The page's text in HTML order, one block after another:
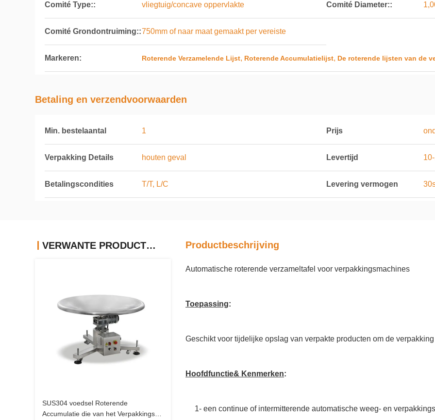
Comité Type:: vliegtuig/concave oppervlakte Comité Diameter::
Comité Grondontruiming::750mm of naar maat gemaakt per vereiste
Markeren: Roterende Verzamelende Lijst, Roterende Accumulatielijst, De roterende lijsten van de
Betaling en verzendvoorwaarden
Min. bestelaantal 1 Prijs
Verpakking Details houten geval Levertijd
Betalingscondities T/T, L/C Levering vermogen
VERWANTE PRODUCTEN
SUS304 voedsel Roterende
Accumulatie die van het Verpakkings
Productbeschrijving
Automatische roterende verzameltafel voor verpakkingsmachines
Toepassing:
Geschikt voor tijdelijke opslag van verpakte producten om de
Hoofdfunctie& Kenmerken:
1- een continue of intermitterende automatische weeg- en